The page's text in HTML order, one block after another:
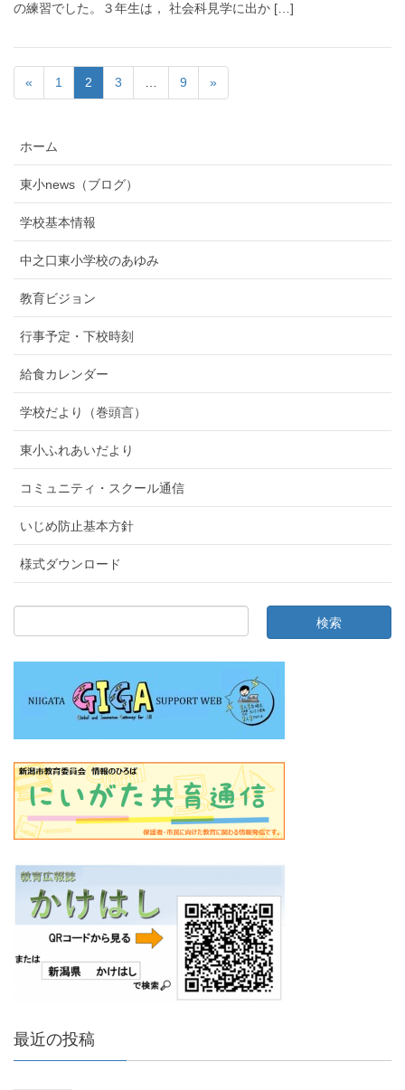
の練習でした。３年生は， 社会科見学に出か […]
« 1 2 3 9 »
ホーム
東小news（ブログ）
学校基本情報
中之口東小学校のあゆみ
教育ビジョン
行事予定・下校時刻
給食カレンダー
学校だより（巻頭言）
東小ふれあいだより
コミュニティ・スクール通信
いじめ防止基本方針
様式ダウンロード
最近の投稿